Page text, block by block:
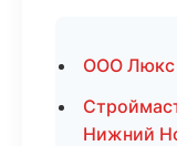
ООО Люкс
Нижний